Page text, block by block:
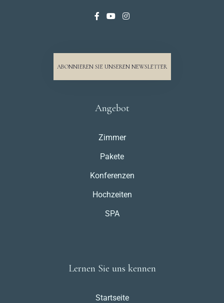
ABONNIEREN SIE UNSEREN NEWSLETTER
Angebot
Zimmer
Pakete
Konferenzen
Hochzeiten
SPA
Lernen Sie uns kennen
Startseite